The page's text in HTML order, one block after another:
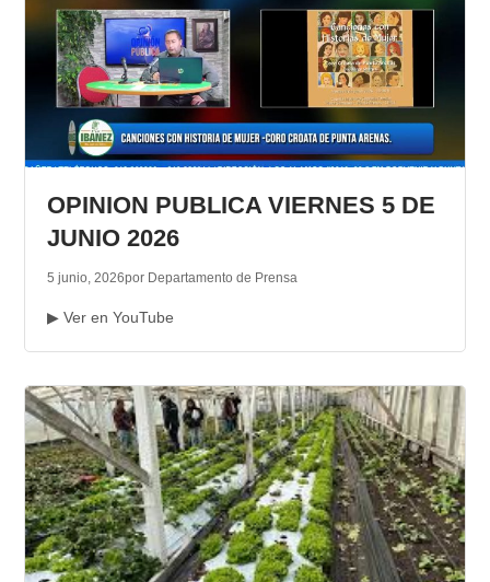
OPINION PUBLICA VIERNES 5 DE
JUNIO 2026
5 junio, 2026por Departamento de Prensa
▶ Ver en YouTube